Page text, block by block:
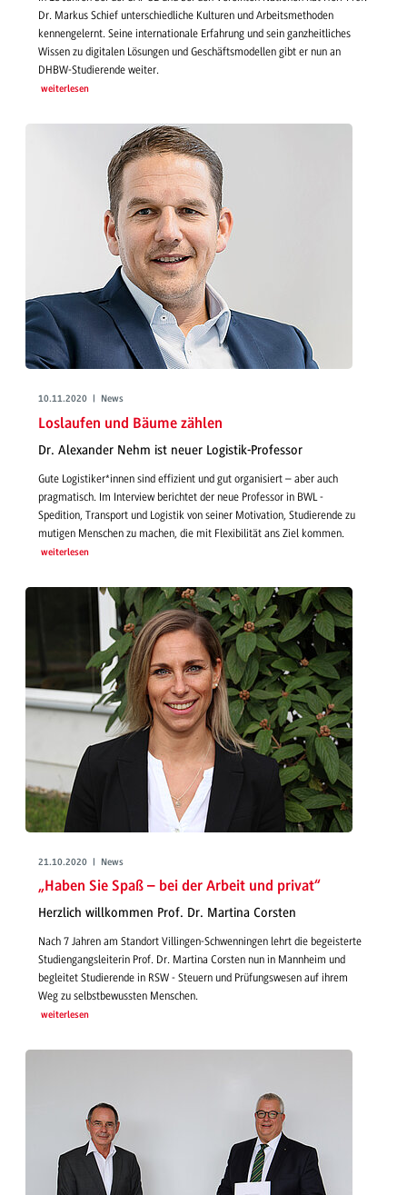
Dr. Markus Schief unterschiedliche Kulturen und Arbeitsmethoden
kennengelernt. Seine internationale Erfahrung und sein ganzheitliches
Wissen zu digitalen Lösungen und Geschäftsmodellen gibt er nun an
DHBW-Studierende weiter.
weiterlesen
10.11.2020 | News
Loslaufen und Bäume zählen
Dr. Alexander Nehm ist neuer Logistik-Professor
Gute Logistiker*innen sind effizient und gut organisiert – aber auch
pragmatisch. Im Interview berichtet der neue Professor in BWL -
Spedition, Transport und Logistik von seiner Motivation, Studierende zu
mutigen Menschen zu machen, die mit Flexibilität ans Ziel kommen.
weiterlesen
21.10.2020 | News
„Haben Sie Spaß – bei der Arbeit und privat“
Herzlich willkommen Prof. Dr. Martina Corsten
Nach 7 Jahren am Standort Villingen-Schwenningen lehrt die begeisterte
Studiengangsleiterin Prof. Dr. Martina Corsten nun in Mannheim und
begleitet Studierende in RSW - Steuern und Prüfungswesen auf ihrem
Weg zu selbstbewussten Menschen.
weiterlesen